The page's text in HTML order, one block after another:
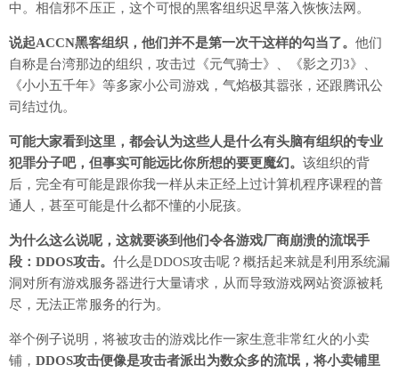
中。相信邪不压正，这个可恨的黑客组织迟早落入恢恢法网。
说起ACCN黑客组织，他们并不是第一次干这样的勾当了。 他们
自称是台湾那边的组织，攻击过《元气骑士》、《影之刃3》、
《小小五千年》等多家小公司游戏，气焰极其嚣张，还跟腾讯公
司结过仇。
可能大家看到这里，都会认为这些人是什么有头脑有组织的专业
犯罪分子吧，但事实可能远比你所想的要更魔幻。 该组织的背
后，完全有可能是跟你我一样从未正经上过计算机程序课程的普
通人，甚至可能是什么都不懂的小屁孩。
为什么这么说呢，这就要谈到他们令各游戏厂商崩溃的流氓手
段：DDOS攻击。 什么是DDOS攻击呢？概括起来就是利用系统漏
洞对所有游戏服务器进行大量请求，从而导致游戏网站资源被耗
尽，无法正常服务的行为。
举个例子说明，将被攻击的游戏比作一家生意非常红火的小卖
铺， DDOS攻击便像是攻击者派出为数众多的流氓，将小卖铺里